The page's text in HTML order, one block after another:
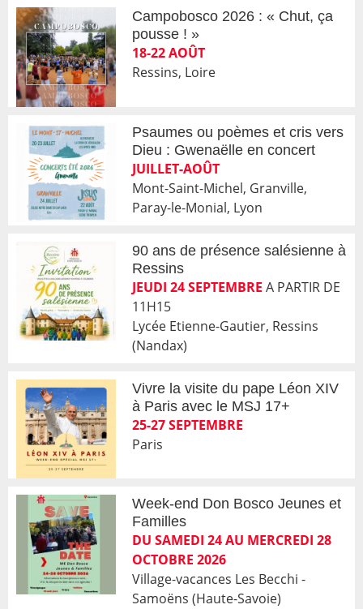
Campobosco 2026 : « Chut, ça
pousse ! »
18-22 AOÛT
Ressins, Loire
Psaumes ou poèmes et cris vers
Dieu : Gwenaëlle en concert
JUILLET-AOÛT
Mont-Saint-Michel, Granville,
Paray-le-Monial, Lyon
90 ans de présence salésienne à
Ressins
JEUDI 24 SEPTEMBRE A PARTIR DE
11H15
Lycée Etienne-Gautier, Ressins
(Nandax)
Vivre la visite du pape Léon XIV
à Paris avec le MSJ 17+
25-27 SEPTEMBRE
Paris
Week-end Don Bosco Jeunes et
Familles
DU SAMEDI 24 AU MERCREDI 28
OCTOBRE 2026
Village-vacances Les Becchi -
Samoëns (Haute-Savoie)